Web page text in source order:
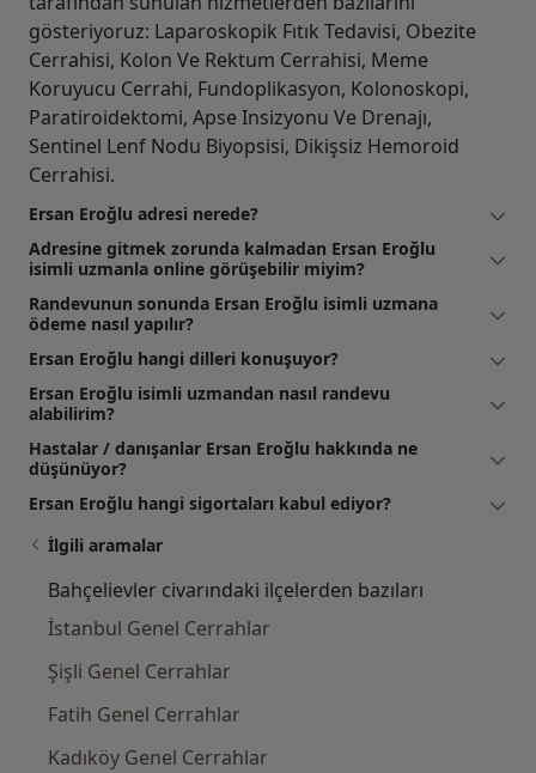
gösteriyoruz: Laparoskopik Fıtık Tedavisi, Obezite
Cerrahisi, Kolon Ve Rektum Cerrahisi, Meme
Koruyucu Cerrahi, Fundoplikasyon, Kolonoskopi,
Paratiroidektomi, Apse Insizyonu Ve Drenajı,
Sentinel Lenf Nodu Biyopsisi, Dikişsiz Hemoroid
Cerrahisi.
Ersan Eroğlu adresi nerede?
Adresine gitmek zorunda kalmadan Ersan Eroğlu
isimli uzmanla online görüşebilir miyim?
Randevunun sonunda Ersan Eroğlu isimli uzmana
ödeme nasıl yapılır?
Ersan Eroğlu hangi dilleri konuşuyor?
Ersan Eroğlu isimli uzmandan nasıl randevu
alabilirim?
Hastalar / danışanlar Ersan Eroğlu hakkında ne
düşünüyor?
Ersan Eroğlu hangi sigortaları kabul ediyor?
İlgili aramalar
Bahçelievler civarındaki ilçelerden bazıları
İstanbul Genel Cerrahlar
Şişli Genel Cerrahlar
Fatih Genel Cerrahlar
Kadıköy Genel Cerrahlar